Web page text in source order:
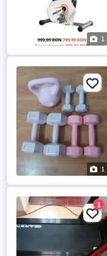
1
1
1